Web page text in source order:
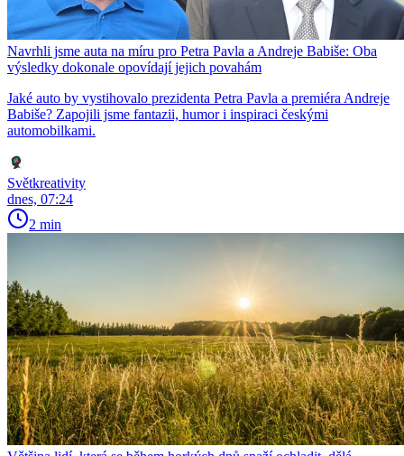
Navrhli jsme auta na míru pro Petra Pavla a Andreje Babiše: Oba
výsledky dokonale opovídají jejich povahám
Jaké auto by vystihovalo prezidenta Petra Pavla a premiéra Andreje
Babiše? Zapojili jsme fantazii, humor i inspiraci českými
automobilkami.
Světkreativity
dnes, 07:24
2 min